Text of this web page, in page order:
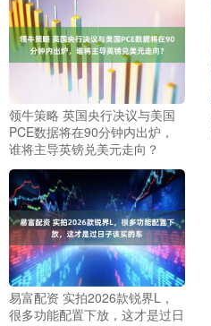
领牛策略 英国央行决议与美国
PCE数据将在90分钟内出炉，
谁将主导英镑兑美元走向？
易富配资 实拍2026款锐界L，
很多功能配置下放，这才是过日